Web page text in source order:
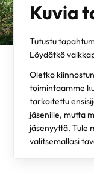
Kuvia
Tutustu
Löydätkö
Oletko
toimintaamme
tarkoitettu
jäsenille, mutta
jäsenyyttä. Tule
valitsemallasi